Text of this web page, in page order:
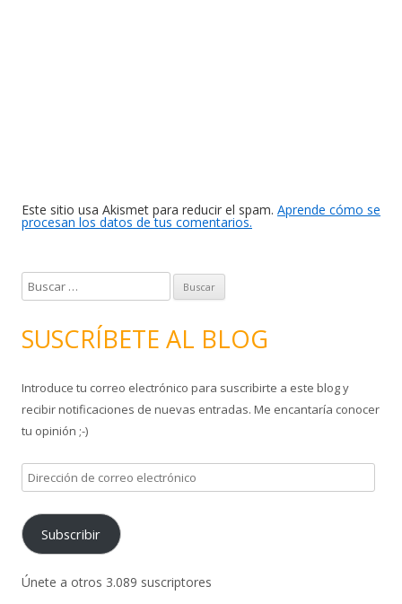
Este sitio usa Akismet para reducir el spam. Aprende cómo se
procesan los datos de tus comentarios.
u
c
r
:
SUSCRÍBETE AL BLOG
Introduce tu correo electrónico para suscribirte a este blog y
recibir notificaciones de nuevas entradas. Me encantaría conocer
tu opinión ;-)
i
e
c
Subscribir
Únete a otros 3.089 suscriptores